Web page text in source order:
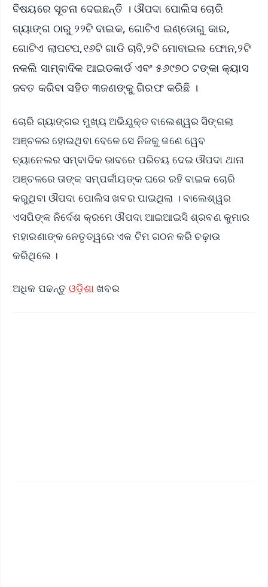
ବିଷୟରେ ସୂଚନା ଦେଇଛନ୍ତି । ଔପଦା ପୋଲିସ ଚୋରି
ଗ୍ୟାଙ୍ଗ ଠାରୁ ୨୨ଟି ବାଇକ, ଗୋଟିଏ ଇଣ୍ଡୋଗୁ କାର,
ଗୋଟିଏ ଲାପଟପ,୧୬ଟି ଗାଡି ଚାବି,୨ଟି ମୋବାଇଲ ଫୋନ,୨ଟି
ନକଲି ସାମ୍ବାଦିକ ଆଇଡକାର୍ଡ ଏବଂ ୫୬୯୭୦ ଟଙ୍କା କ୍ୟାସ
ଜବତ କରିବା ସହିତ ୩ଜଣଙ୍କୁ ଗିରଫ କରିଛି ।
ଚୋରି ଗ୍ୟାଙ୍ଗର ମୁଖ୍ୟ ଅଭିଯୁକ୍ତ ବାଲେଶ୍ୱର ସିଙ୍ଗଲା
ଅଞ୍ଚଳର ହୋଇଥିବା ବେଳେ ସେ ନିଜକୁ ଜଣେ ୱେବ
ଚ୍ୟାନେଲର ସମ୍ବାଦିକ ଭାବରେ ପରିଚୟ ଦେଇ ଔପଦା ଥାନା
ଅଞ୍ଚଳରେ ତାଙ୍କ ସମ୍ପର୍କୀୟଙ୍କ ଘରେ ରହି ବାଇକ ଚୋରି
କରୁଥିବା ଔପଦା ପୋଲିସ ଖବର ପାଇଥିଲା । ବାଲେଶ୍ୱର
ଏସପିଙ୍କ ନିର୍ଦେଶ କ୍ରମେ ଔପଦା ଆଇଆଇସି ଶ୍ରବଣ କୁମାର
ମହାରଣାଙ୍କ ନେତୃତ୍ୱରେ ଏକ ଟିମ ଗଠନ କରି ଚଢ଼ାଉ
କରିଥିଲେ ।
ଅଧିକ ପଢନ୍ତୁ ଓଡ଼ିଶା ଖବର